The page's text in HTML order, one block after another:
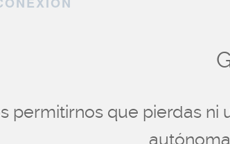
permitirnos que pierdas ni